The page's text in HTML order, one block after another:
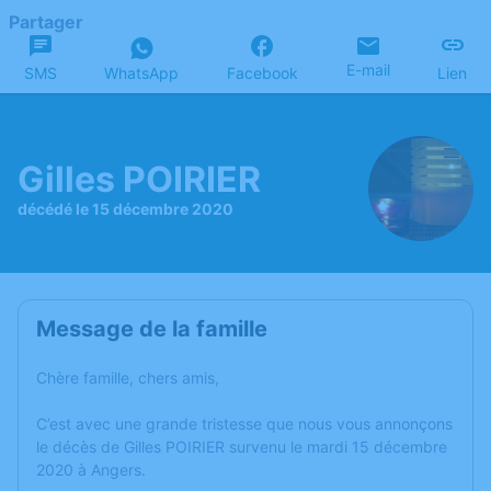
Partager
SMS WhatsApp Facebook E-mail Lien
Gilles POIRIER
décédé le 15 décembre 2020
Message de la famille
Chère famille, chers amis,
C’est avec une grande tristesse que nous vous annonçons
le décès de Gilles POIRIER survenu le mardi 15 décembre
2020 à Angers.